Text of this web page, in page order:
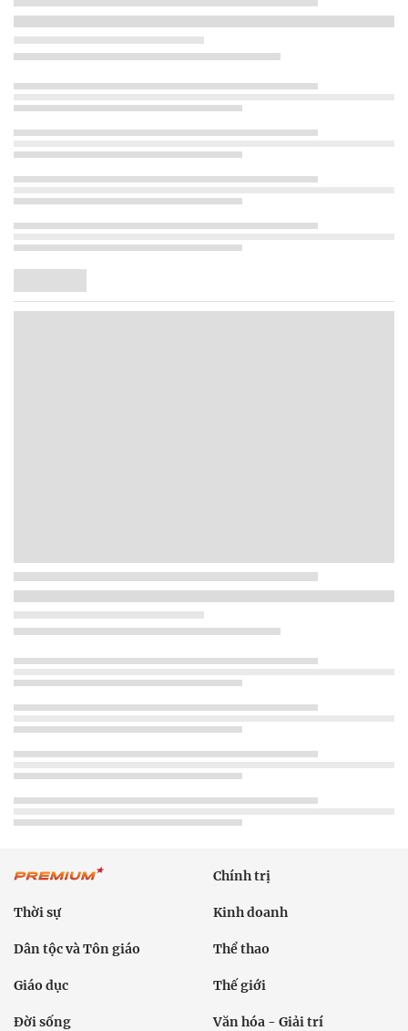
Chính trị
Thời sự Kinh doanh
Dân tộc và Tôn giáo Thể thao
Giáo dục Thế giới
Đời sống Văn hóa - Giải trí